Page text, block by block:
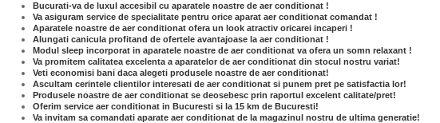
Bucurati-va de luxul accesibil cu aparatele noastre de aer conditionat !
Va asiguram service de specialitate pentru orice aparat aer conditionat comandat !
Aparatele noastre de aer conditionat ofera un look atractiv oricarei incaperi !
Alungati canicula profitand de ofertele avantajoase la aer conditionat !
Modul sleep incorporat in aparatele noastre de aer conditionat va ofera un somn relaxant !
Va promitem calitatea excelenta a aparatelor de aer conditionat din stocul nostru variat!
Veti economisi bani daca alegeti produsele noastre de aer conditionat!
Ascultam cerintele clientilor interesati de aer conditionat si punem pret pe satisfactia lor!
Produsele noastre de aer conditionat se deosebesc prin raportul excelent calitate/pret!
Oferim service aer conditionat in Bucuresti si la 15 km de Bucuresti!
Va invitam sa comandati aparate aer conditionat de la magazinul nostru de ultima generatie!